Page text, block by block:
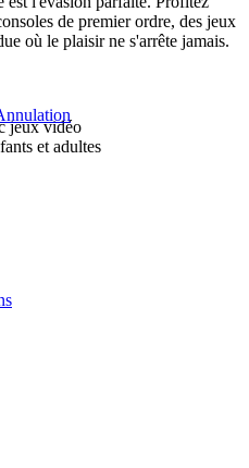
de premier ordre, des jeux
où le plaisir ne s'arrête jamais.
jeux vidéo
et adultes